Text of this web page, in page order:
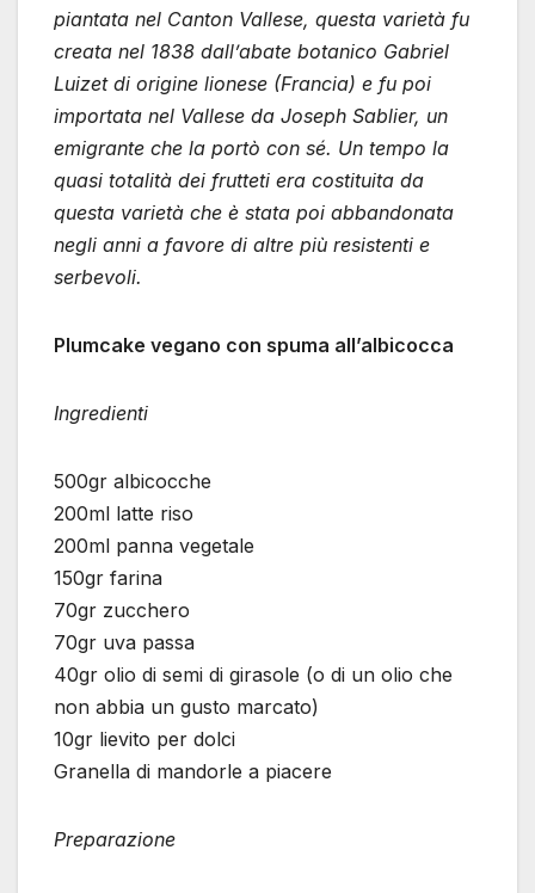
piantata nel Canton Vallese, questa varietà fu
creata nel 1838 dall’abate botanico Gabriel
Luizet di origine lionese (Francia) e fu poi
importata nel Vallese da Joseph Sablier, un
emigrante che la portò con sé. Un tempo la
quasi totalità dei frutteti era costituita da
questa varietà che è stata poi abbandonata
negli anni a favore di altre più resistenti e
serbevoli.
Plumcake vegano con spuma all’albicocca
Ingredienti
500gr albicocche
200ml latte riso
200ml panna vegetale
150gr farina
70gr zucchero
70gr uva passa
40gr olio di semi di girasole (o di un olio che
non abbia un gusto marcato)
10gr lievito per dolci
Granella di mandorle a piacere
Preparazione